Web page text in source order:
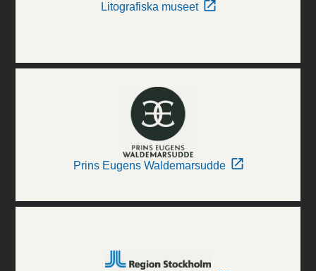
Litografiska museet
Prins Eugens Waldemarsudde